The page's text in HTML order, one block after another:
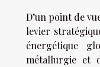
D’un point de
levier
énergétique
métallurgie et